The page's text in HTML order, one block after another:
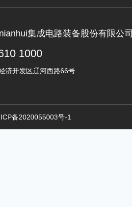
集成电路装备股份有限公司
1000
济开发区辽河西路66号
备2020055003号-1